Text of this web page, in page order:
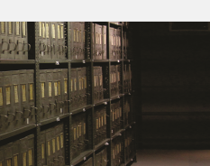
maintained at Arquivo Público do